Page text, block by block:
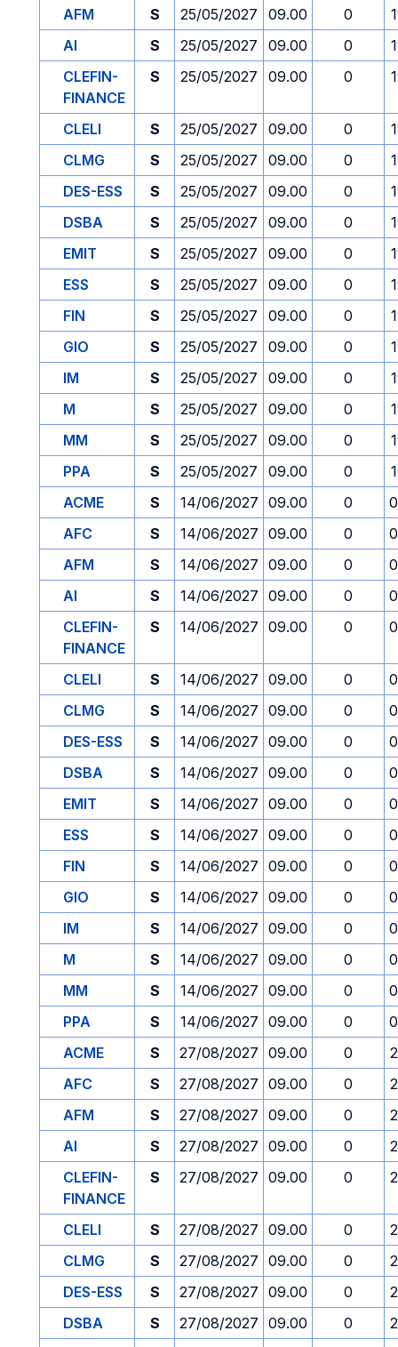
AFM
S 25/05/2027 09.00 0
AI
S 25/05/2027 09.00 0
CLEFIN-
FINANCE
S 25/05/2027 09.00 0
CLELI S 25/05/2027 09.00 0
CLMG
S 25/05/2027 09.00 0
DES-ESS
S 25/05/2027 09.00 0
DSBA
S 25/05/2027 09.00 0
EMIT
S 25/05/2027 09.00 0
ESS
S 25/05/2027 09.00 0
FIN
S 25/05/2027 09.00 0
GIO
S 25/05/2027 09.00 0
IM
S 25/05/2027 09.00 0
M
S 25/05/2027 09.00 0
MM
S 25/05/2027 09.00 0
PPA
S 25/05/2027 09.00 0
ACME
S 14/06/2027 09.00 0
AFC
S 14/06/2027 09.00 0
AFM
S 14/06/2027 09.00 0
AI
S 14/06/2027 09.00 0
CLEFIN-
FINANCE
S 14/06/2027 09.00 0
CLELI S 14/06/2027 09.00 0
CLMG
S 14/06/2027 09.00 0
DES-ESS
S 14/06/2027 09.00 0
DSBA
S 14/06/2027 09.00 0
EMIT
S 14/06/2027 09.00 0
ESS
S 14/06/2027 09.00 0
FIN
S 14/06/2027 09.00 0
GIO
S 14/06/2027 09.00 0
IM
S 14/06/2027 09.00 0
M
S 14/06/2027 09.00 0
MM
S 14/06/2027 09.00 0
PPA
S 14/06/2027 09.00 0
ACME
S 27/08/2027 09.00 0
AFC
S 27/08/2027 09.00 0
AFM
S 27/08/2027 09.00 0
AI
S 27/08/2027 09.00 0
CLEFIN-
FINANCE
S 27/08/2027 09.00 0
CLELI S 27/08/2027 09.00 0
CLMG
S 27/08/2027 09.00 0
DES-ESS
S 27/08/2027 09.00 0
DSBA
S 27/08/2027 09.00 0